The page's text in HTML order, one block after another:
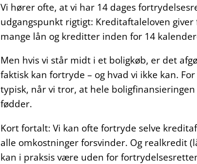
Vi hører ofte, at vi har 14 dages
udgangspunkt rigtigt: Kreditaftaleloven
mange lån og kreditter inden for 14
Men hvis vi står midt i et boligkøb, er det
faktisk kan fortryde – og hvad vi ikke kan.
typisk, når vi tror, at hele boligfinansieringen
fødder.
Kort fortalt: Vi kan ofte fortryde selve
alle omkostninger forsvinder. Og realkredit
kan i praksis være uden for